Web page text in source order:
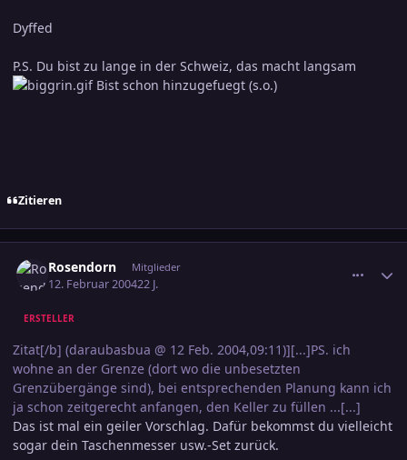
Dyffed
P.S. Du bist zu lange in der Schweiz, das macht langsam
Bist schon hinzugefuegt (s.o.)
Zitieren
Rosendorn Mitglieder
12. Februar 200422 J.
ERSTELLER
Zitat[/b] (daraubasbua @ 12 Feb. 2004,09:11)][...]PS. ich
wohne an der Grenze (dort wo die unbesetzten
Grenzübergänge sind), bei entsprechenden Planung kann ich
ja schon zeitgerecht anfangen, den Keller zu füllen ...[...]
Das ist mal ein geiler Vorschlag. Dafür bekommst du vielleicht
sogar dein Taschenmesser usw.-Set zurück.